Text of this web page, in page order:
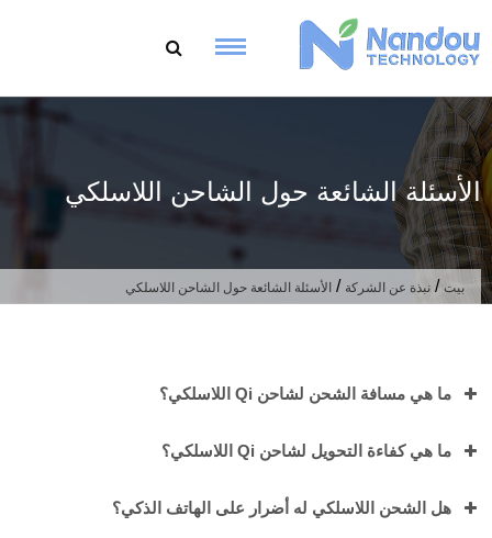
الأسئلة الشائعة حول الشاحن اللاسلكي
بيت/ نبذة عن الشركة/ الأسئلة الشائعة حول الشاحن اللاسلكي
ما هي مسافة الشحن لشاحن Qi اللاسلكي؟
ما هي كفاءة التحويل لشاحن Qi اللاسلكي؟
هل الشحن اللاسلكي له أضرار على الهاتف الذكي؟